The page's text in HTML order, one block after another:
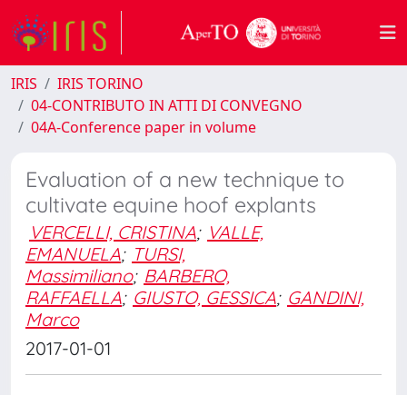
IRIS
IRIS TORINO
04-CONTRIBUTO IN ATTI DI CONVEGNO
04A-Conference paper in volume
Evaluation of a new technique to
cultivate equine hoof explants
VERCELLI, CRISTINA; VALLE,
EMANUELA; TURSI,
Massimiliano; BARBERO,
RAFFAELLA; GIUSTO, GESSICA; GANDINI,
Marco
2017-01-01